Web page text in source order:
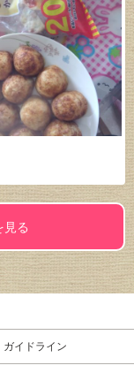
見る
ガイドライン